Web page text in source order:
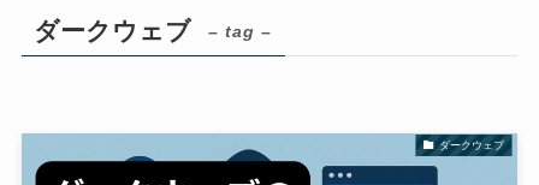
ダークウェブ – tag –
ダークウェブ